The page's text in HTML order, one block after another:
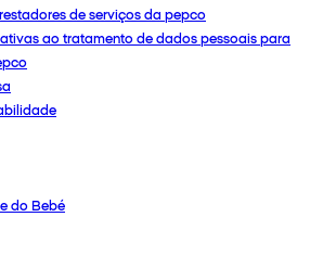
de serviços da pepco
ao tratamento de dados pessoais para
do Bebé